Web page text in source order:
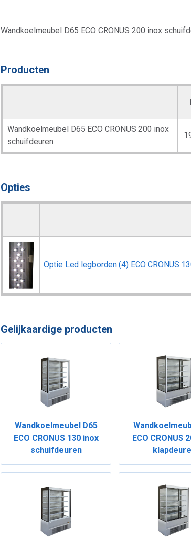
Wandkoelmeubel D65 ECO CRONUS 200 inox
Producten
Wandkoelmeubel D65 ECO CRONUS 200 inox
schuifdeuren
Opties
Optie Led legborden (4) ECO CRONUS
Gelijkaardige producten
Wandkoelmeubel D65
ECO CRONUS 130 inox
schuifdeuren
ECO CRONUS